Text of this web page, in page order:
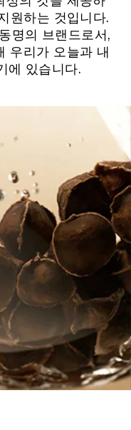
원하는 것입니다.
명의 브랜드로서,
우리가 오늘과 내
에 있습니다.